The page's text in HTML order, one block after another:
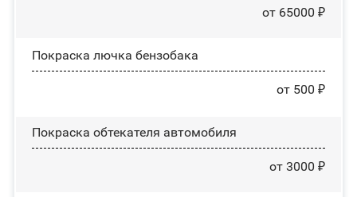
от 65000 ₽
Покраска лючка бензобака
от 500 ₽
Покраска обтекателя автомобиля
от 3000 ₽